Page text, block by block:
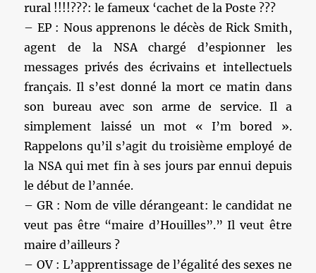
rural !!!!???: le fameux ‘cachet de la Poste ???
– EP : Nous apprenons le décès de Rick Smith,
agent de la NSA chargé d’espionner les
messages privés des écrivains et intellectuels
français. Il s’est donné la mort ce matin dans
son bureau avec son arme de service. Il a
simplement laissé un mot « I’m bored ».
Rappelons qu’il s’agit du troisième employé de
la NSA qui met fin à ses jours par ennui depuis
le début de l’année.
– GR : Nom de ville dérangeant: le candidat ne
veut pas être “maire d’Houilles”.” Il veut être
maire d’ailleurs ?
– OV : L’apprentissage de l’égalité des sexes ne